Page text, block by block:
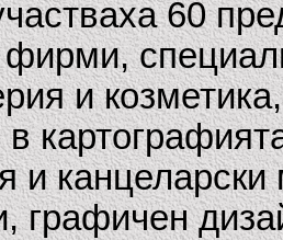
60
фирми,
и
и
графичен